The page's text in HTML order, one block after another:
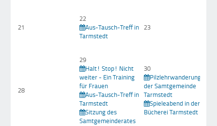
21
22
Aus-Tausch-Treff in
Tarmstedt
23
28
29
Halt! Stop! Nicht
weiter - Ein Training
für Frauen
Aus-Tausch-Treff in
Tarmstedt
Sitzung des
Samtgemeinderates
30
Pilzlehrwanderung in
der Samtgemeinde
Tarmstedt
Spieleabend in der
Bücherei Tarmstedt